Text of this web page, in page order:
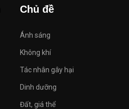
Chủ đề
Ánh sáng
Không khí
Tác nhân gây hại
Dinh dưỡng
Đất, giá thể